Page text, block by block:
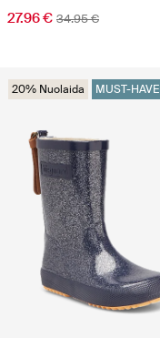
27.96 € 34.95 €
20% Nuolaida MUST-HAVE